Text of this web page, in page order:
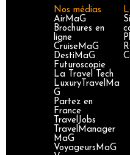
Nos médias
AirMaG
Brochures en
ligne
CruiseMaG
DestiMaG
Futuroscopie
La Travel Tech
LuxuryTravelMa
G
Partez en
France
TravelJobs
TravelManager
MaG
VoyageursMaG